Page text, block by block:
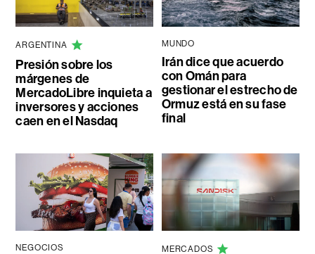
ARGENTINA
Presión sobre los
márgenes de
MercadoLibre inquieta a
inversores y acciones
caen en el Nasdaq
MUNDO
Irán dice que acuerdo
con Omán para
gestionar el estrecho de
Ormuz está en su fase
final
NEGOCIOS MERCADOS